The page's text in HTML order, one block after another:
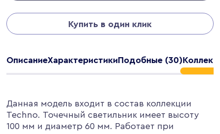
Купить в один клик
ОписаниеХарактеристикиПодобные (30)
Данная модель входит в состав коллекции
Techno. Точечный светильник имеет высоту
100 мм и диаметр 60 мм. Работает при